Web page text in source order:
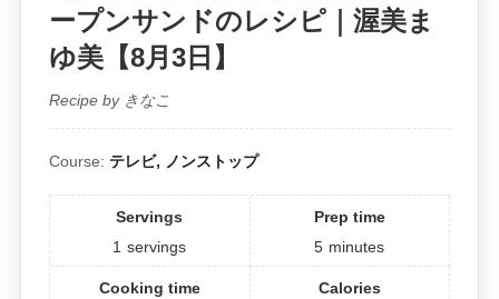
ープンサンドのレシピ｜渥美ま
ゆ美【8月3日】
Recipe by きなこ
Course: テレビ, ノンストップ
Servings
1 servings
Prep time
5 minutes
Cooking time
Calories